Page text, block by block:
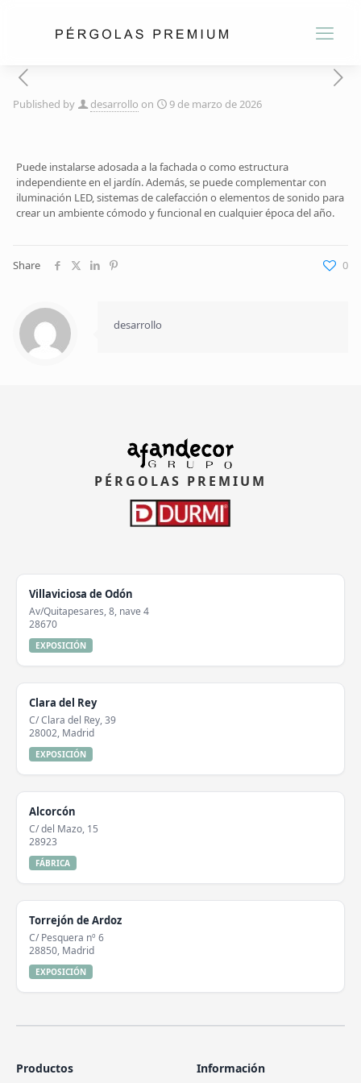
Published by desarrollo on 9 de marzo de 2026
Puede instalarse adosada a la fachada o como estructura
independiente en el jardín. Además, se puede complementar con
iluminación LED, sistemas de calefacción o elementos de sonido para
crear un ambiente cómodo y funcional en cualquier época del año.
Share 0
desarrollo
PÉRGOLAS PREMIUM
Villaviciosa de Odón
Av/Quitapesares, 8, nave 4
28670
EXPOSICIÓN
Clara del Rey
C/ Clara del Rey, 39
28002, Madrid
EXPOSICIÓN
Alcorcón
C/ del Mazo, 15
28923
FÁBRICA
Torrejón de Ardoz
C/ Pesquera nº 6
28850, Madrid
EXPOSICIÓN
Productos Información